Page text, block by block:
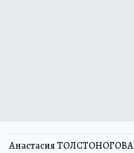
Анастасия ТОЛСТОНОГОВА